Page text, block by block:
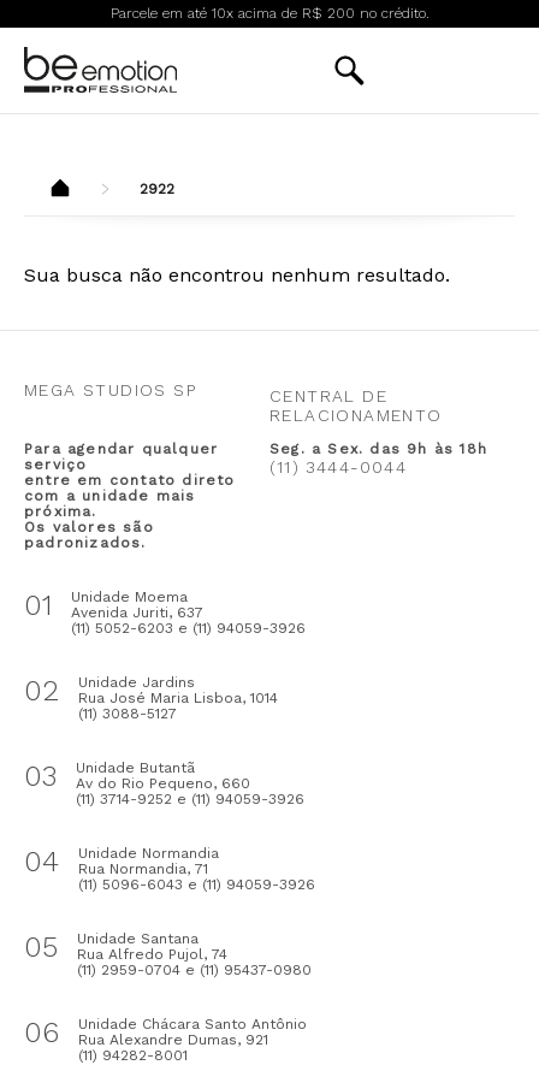
Parcele em até 10x acima de R$ 200 no crédito.
2922
Sua busca não encontrou nenhum resultado.
MEGA STUDIOS SP
CENTRAL DE
RELACIONAMENTO
Para agendar qualquer
serviço
entre em contato direto
com a unidade mais
próxima.
Os valores são
padronizados.
Seg. a Sex. das 9h às 18h
(11) 3444-0044
01
Unidade Moema
Avenida Juriti, 637
(11) 5052-6203 e (11) 94059-3926
02
Unidade Jardins
Rua José Maria Lisboa, 1014
(11) 3088-5127
03
Unidade Butantã
Av do Rio Pequeno, 660
(11) 3714-9252 e (11) 94059-3926
04
Unidade Normandia
Rua Normandia, 71
(11) 5096-6043 e (11) 94059-3926
05
Unidade Santana
Rua Alfredo Pujol, 74
(11) 2959-0704 e (11) 95437-0980
06
Unidade Chácara Santo Antônio
Rua Alexandre Dumas, 921
(11) 94282-8001